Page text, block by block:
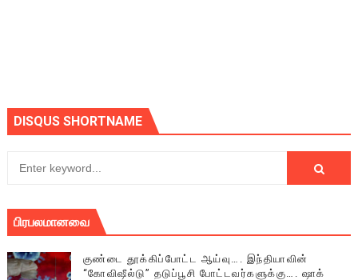
DISQUS SHORTNAME
பிரபலமானவை
குண்டை தூக்கிப்போட்ட ஆய்வு…. இந்தியாவின்
“கோவிஷீல்டு” தடுப்பூசி போட்டவர்களுக்கு…. ஷாக்